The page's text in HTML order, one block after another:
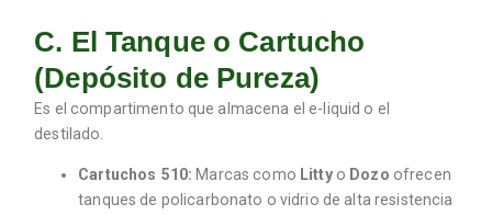
C. El Tanque o Cartucho
(Depósito de Pureza)
Es el compartimento que almacena el e-liquid o el
destilado.
Cartuchos 510: Marcas como Littyo Dozo ofrecen
tanques de policarbonato o vidrio de alta resistencia